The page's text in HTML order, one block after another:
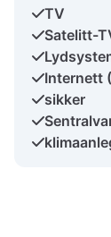
TV
Satelitt-
Internett
sikker